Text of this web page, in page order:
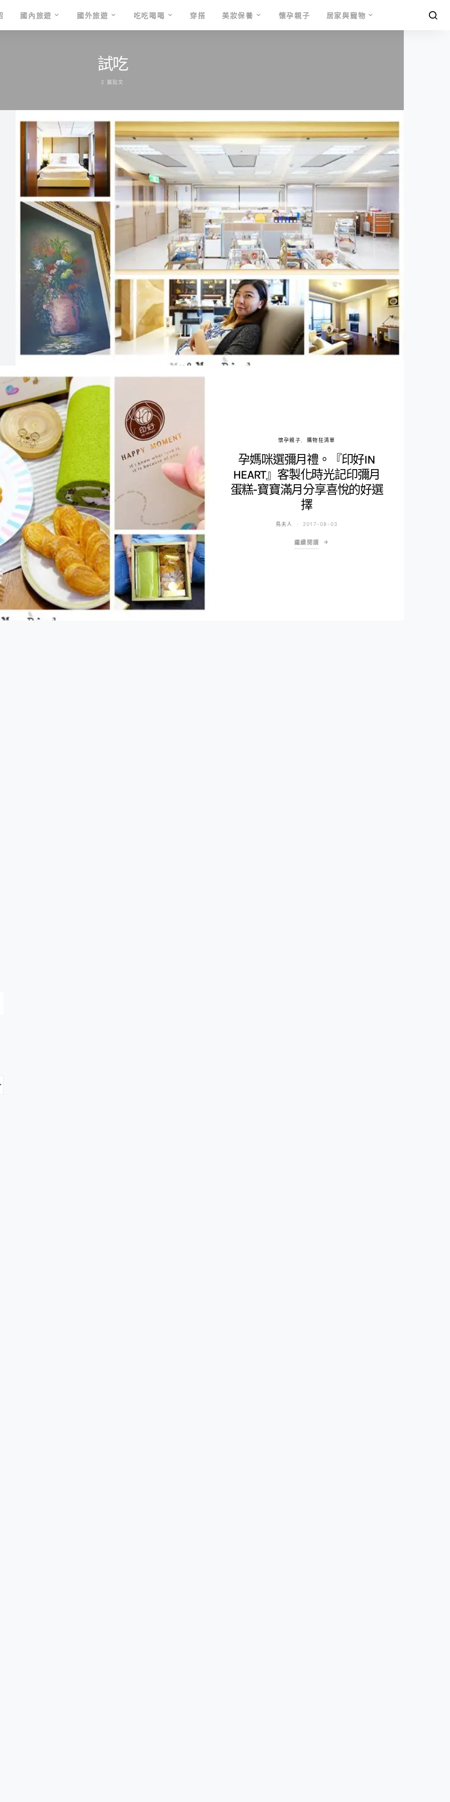
國內旅遊 國外旅遊 吃吃喝喝 穿搭 美妝保養 懷孕親子 居家與寵物
試吃
2 篇貼文
懷孕親子 購物狂清單
孕媽咪選彌月禮。『印好IN
HEART』客製化時光記印彌月
蛋糕-寶寶滿月分享喜悅的好選
擇
鳥夫人 2017-08-03
繼續閱讀